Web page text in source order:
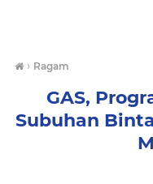
› Ragam
GAS,
Subuhan